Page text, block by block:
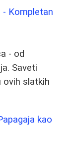
Kompletan
- od
Saveti
ovih slatkih
kao